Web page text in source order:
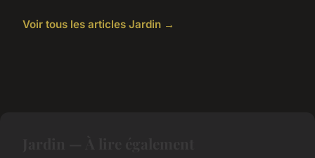
Voir tous les articles Jardin →